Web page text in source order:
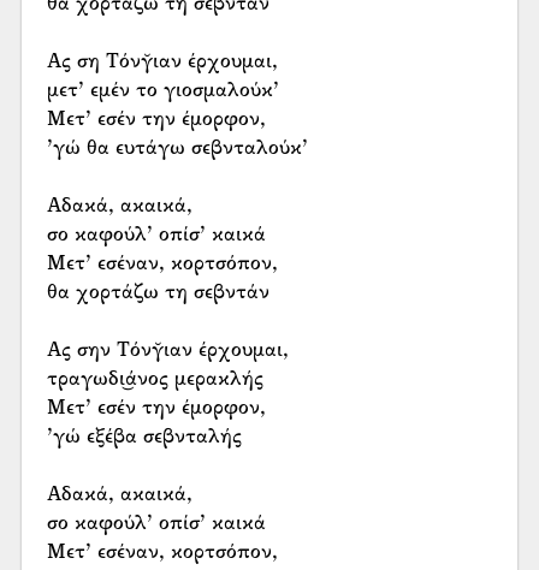
θα χορτάζω τη σεβντάν
Ας ση Τόνγ̆ιαν έρχουμαι,
μετ’ εμέν το γιοσμαλούκ’
Μετ’ εσέν την έμορφον,
’γώ θα ευτάγω σεβνταλούκ’
Αδακά, ακαικά,
σο καφούλ’ οπίσ’ καικά
Μετ’ εσέναν, κορτσόπον,
θα χορτάζω τη σεβντάν
Ας σην Τόνγ̆ιαν έρχουμαι,
τραγωδι͜άνος μερακλής
Μετ’ εσέν την έμορφον,
’γώ εξέβα σεβνταλής
Αδακά, ακαικά,
σο καφούλ’ οπίσ’ καικά
Μετ’ εσέναν, κορτσόπον,